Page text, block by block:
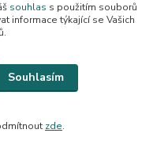
| 2015-2026 ©
souhlas s použitím souborů
informace týkající se Vašich
Souhlasím
zde.